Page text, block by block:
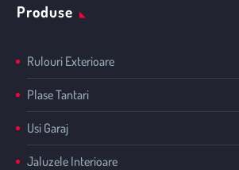
Produse
Rulouri Exterioare
Plase Tantari
Usi Garaj
Jaluzele Interioare